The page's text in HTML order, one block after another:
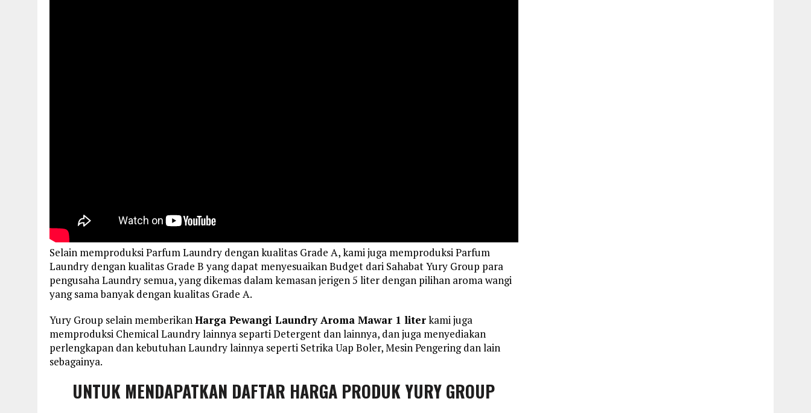
Selain memproduksi Parfum Laundry dengan kualitas Grade A, kami juga memproduksi Parfum
Laundry dengan kualitas Grade B yang dapat menyesuaikan Budget dari Sahabat Yury Group para
pengusaha Laundry semua, yang dikemas dalam kemasan jerigen 5 liter dengan pilihan aroma wangi
yang sama banyak dengan kualitas Grade A.
Yury Group selain memberikanHarga Pewangi Laundry Aroma Mawar 1 literkami juga
memproduksi Chemical Laundry lainnya separti Detergent dan lainnya, dan juga menyediakan
perlengkapan dan kebutuhan Laundry lainnya seperti Setrika Uap Boler, Mesin Pengering dan lain
sebagainya.
UNTUK MENDAPATKAN DAFTAR HARGA PRODUK YURY GROUP